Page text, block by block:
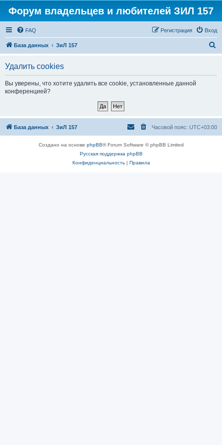
Форум владельцев и любителей ЗИЛ 157
FAQ Вход
Регистрация
База данных ЗиЛ 157
Удалить cookies
Вы уверены, что хотите удалить все cookie, установленные данной
конференцией?
База данных ЗиЛ 157 Часовой пояс: UTC+03:00
Создано на основе phpBB® Forum Software © phpBB Limited
Русская поддержка phpBB
Конфиденциальность| Правила